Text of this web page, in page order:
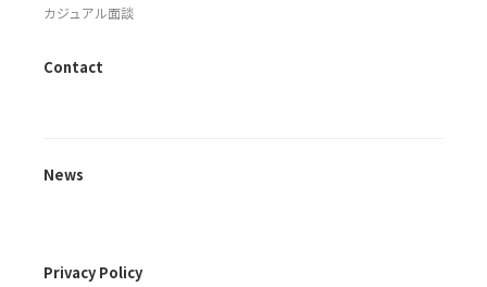
カジュアル面談
Contact
News
Privacy Policy